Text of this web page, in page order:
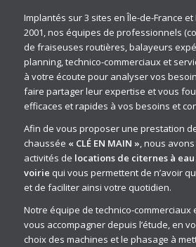
Implantés sur 3 sites en Île-de-France
2001, nos équipes de professionnels
de fraiseuses routières, balayeurs
planning, technico-commerciaux et
à votre écoute pour analyser vos
faire partager leur expertise et vous
efficaces et rapides à vos besoins et
Afin de vous proposer une prestation
chaussée « CLÉ EN MAIN », nous
activités de locations de citernes à eau
voirie qui vous permettent de n’avoir
et de faciliter ainsi votre quotidien.
Notre équipe de technico-commerciaux
vous accompagner depuis l’étude, en
choix des machines et le phasage à